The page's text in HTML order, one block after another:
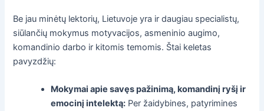
Be jau minėtų lektorių, Lietuvoje yra ir daugiau specialistų,
siūlančių mokymus motyvacijos, asmeninio augimo,
komandinio darbo ir kitomis temomis. Štai keletas
pavyzdžių:
Mokymai apie savęs pažinimą, komandinį ryšį ir
emocinį intelektą: Per žaidybines, patyrimines